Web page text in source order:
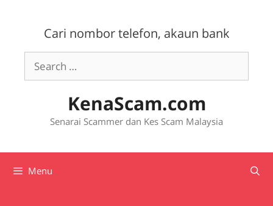
Cari nombor telefon, akaun bank
Search
for:
KenaScam.com
Senarai Scammer dan Kes Scam Malaysia
Menu